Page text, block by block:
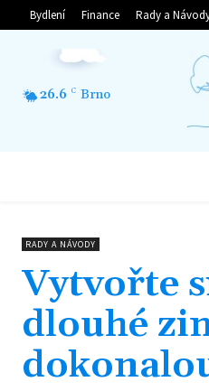
Bydlení Finance Rady a
26.6 C Brno
RADY A NÁVODY
Vytvořte
dlouhé